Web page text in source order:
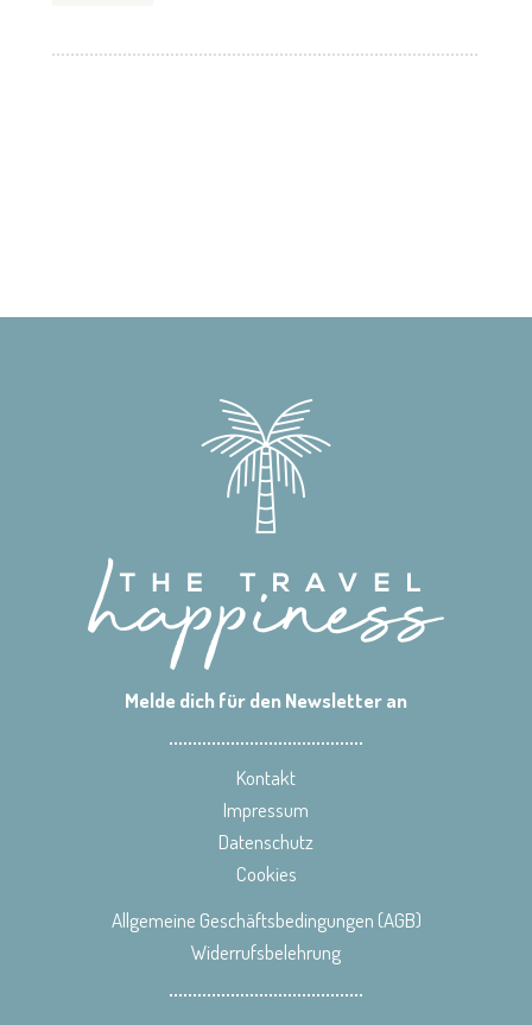
Melde dich für den Newsletter an
Kontakt
Impressum
Datenschutz
Cookies
Allgemeine Geschäftsbedingungen (AGB)
Widerrufsbelehrung